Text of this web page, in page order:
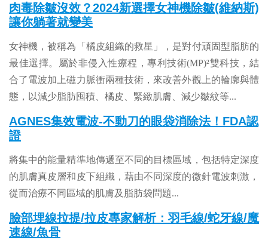
肉毒除皺沒效？2024新選擇女神機除皺(維納斯)
讓你躺著就變美
女神機，被稱為「橘皮組織的救星」，是對付頑固型脂肪的
最佳選擇。屬於非侵入性療程，專利技術(MP)²雙科技，結
合了電波加上磁力脈衝兩種技術，來改善外觀上的輪廓與體
態，以減少脂肪囤積、橘皮、緊緻肌膚、減少皺紋等...
AGNES集效電波-不動刀的眼袋消除法！FDA認
證
將集中的能量精準地傳遞至不同的目標區域，包括特定深度
的肌膚真皮層和皮下組織，藉由不同深度的微針電波刺激，
從而治療不同區域的肌膚及脂肪袋問題...
臉部埋線拉提/拉皮專家解析：羽毛線/蛇牙線/魔
速線/魚骨